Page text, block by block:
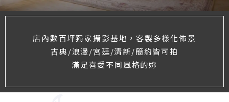
店內數百坪獨家攝影基地，客製多樣化佈景
古典/浪漫/宮廷/清新/簡約皆可拍
滿足喜愛不同風格的妳